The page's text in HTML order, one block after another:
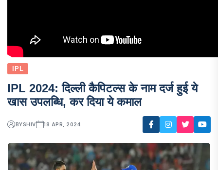
IPL
IPL 2024: दिल्ली कैपिटल्स के नाम दर्ज हुई ये
खास उपलब्धि, कर दिया ये कमाल
BYSHIV 18 APR, 2024